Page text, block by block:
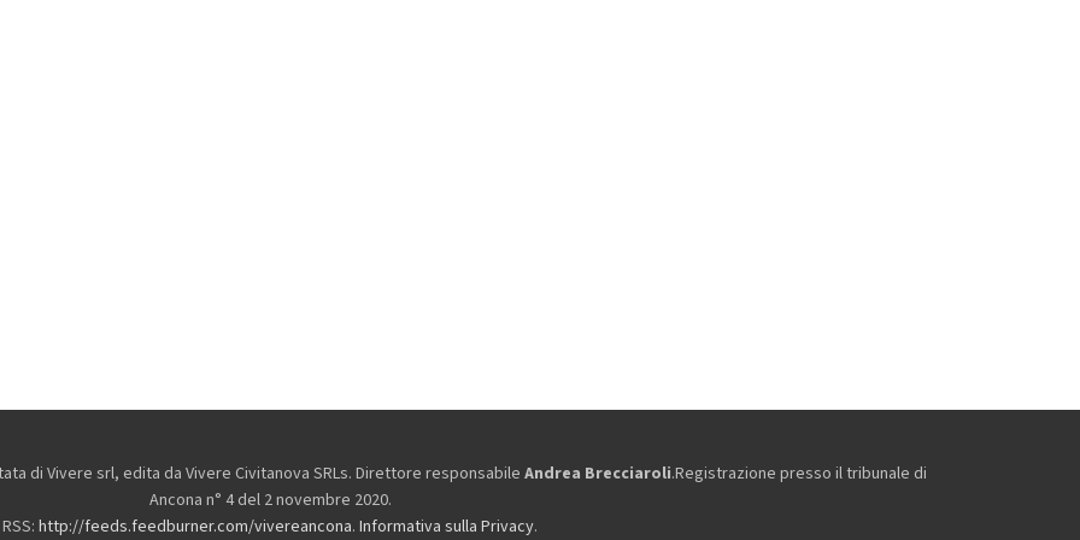
di Vivere srl, edita da Vivere Civitanova SRLs. Direttore responsabile Andrea Brecciaroli.Registrazione presso il tribunale di
Ancona n° 4 del 2 novembre 2020.
RSS: http://feeds.feedburner.com/vivereancona. Informativa sulla Privacy.